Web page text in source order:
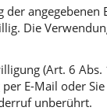
Die
(Art. 6
E-Mail oder
unberührt.